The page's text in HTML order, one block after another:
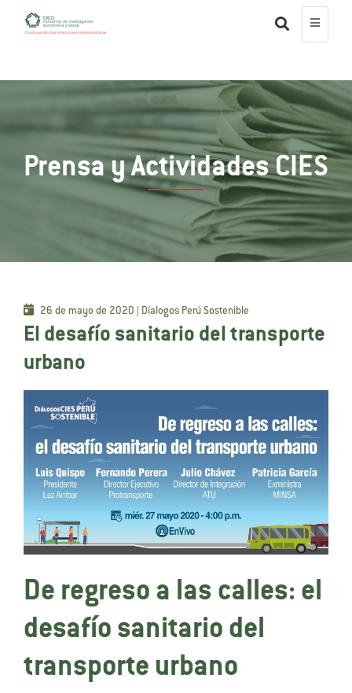
Prensa y Actividades CIES
26 de mayo de 2020 | Díalogos Perú Sostenible
El desafío sanitario del transporte
urbano
De regreso a las calles: el
desafío sanitario del
transporte urbano